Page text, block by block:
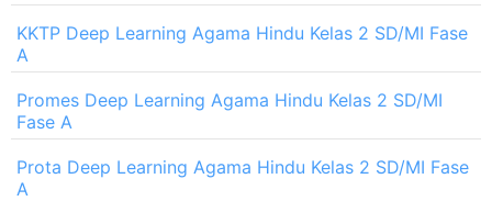
KKTP Deep Learning Agama Hindu Kelas 2 SD/MI Fase
A
Promes Deep Learning Agama Hindu Kelas 2 SD/MI
Fase A
Prota Deep Learning Agama Hindu Kelas 2 SD/MI Fase
A